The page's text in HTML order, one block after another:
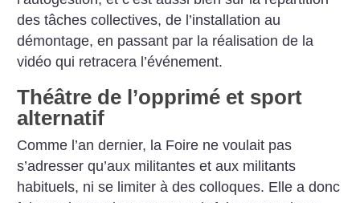
des tâches collectives, de l’installation au
démontage, en passant par la réalisation de la
vidéo qui retracera l’événement.
Théâtre de l’opprimé et sport
alternatif
Comme l’an dernier, la Foire ne voulait pas
s’adresser qu’aux militantes et aux militants
habituels, ni se limiter à des colloques. Elle a donc